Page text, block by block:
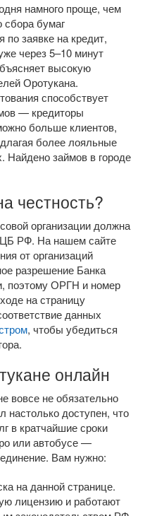
намного проще, чем
сбора бумаг
заявке на кредит,
через 5–10 минут
высокую
Оротукана.
способствует
— кредиторы
больше клиентов,
более лояльные
Найдено займов в городе
честность?
организации должна
РФ. На нашем сайте
от организаций
разрешение Банка
поэтому ОРГН и номер
на страницу
данных
, чтобы убедиться
онлайн
вовсе не обязательно
настолько доступен, что
в кратчайшие сроки
или автобусе —
. Вам нужно:
на данной странице.
лицензию и работают